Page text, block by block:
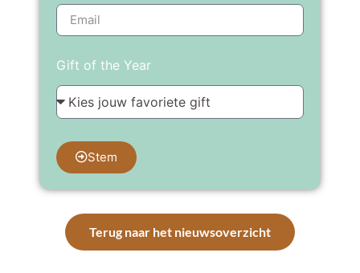
Gift of the Year
Stem
Terug naar het nieuwsoverzicht